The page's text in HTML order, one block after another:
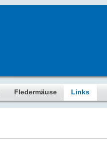
Fledermäuse Links